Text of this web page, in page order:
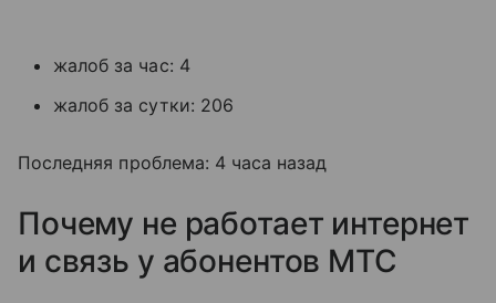
жалоб за час: 4
жалоб за сутки: 206
Последняя проблема: 4 часа назад
Почему не работает интернет
и связь у абонентов МТС